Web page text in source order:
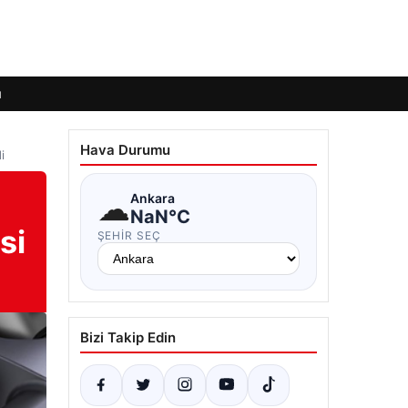
Hava Durumu
☁Ankara
NaN°C
ŞEHIR SEÇ
Bizi Takip Edin